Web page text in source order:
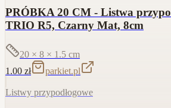
PRÓBKA 20 CM - Listwa
TRIO R5, Czarny Mat, 8cm
20 × 8 × 1.5 cm
1.00 zł parkiet.pl
Listwy przypodłogowe